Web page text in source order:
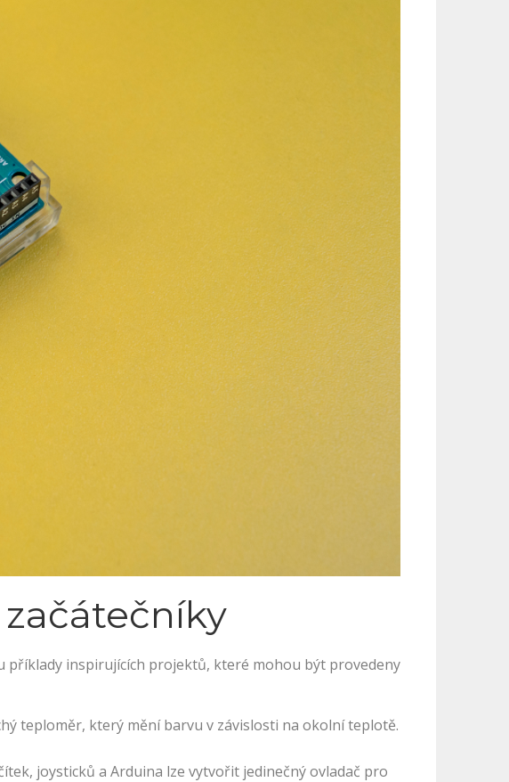
příklady inspirujících projektů, které mohou být provedeny
teploměr, který mění barvu v závislosti na okolní teplotě.
joysticků a Arduina lze vytvořit jedinečný ovladač pro